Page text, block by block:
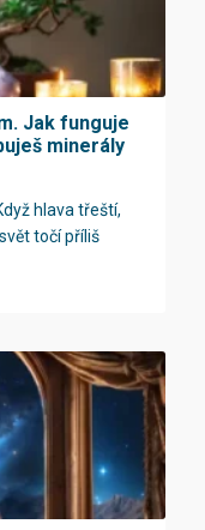
Jak funguje
minerály
hlava třeští,
točí příliš